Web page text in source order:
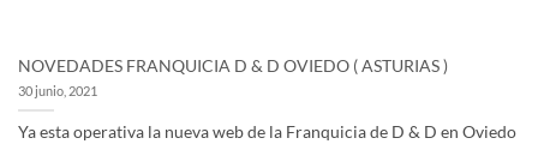
NOVEDADES FRANQUICIA D & D OVIEDO ( ASTURIAS )
30 junio, 2021
Ya esta operativa la nueva web de la Franquicia de D & D en Oviedo